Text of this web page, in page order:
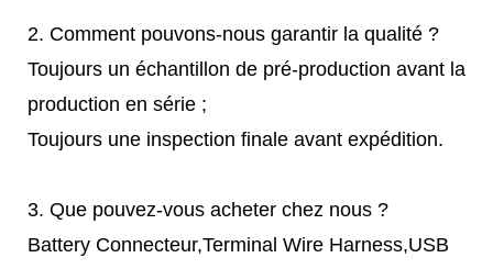
2. Comment pouvons-nous garantir la qualité ?
Toujours un échantillon de pré-production avant la
production en série ;
Toujours une inspection finale avant expédition.
3. Que pouvez-vous acheter chez nous ?
Battery Connecteur,Terminal Wire Harness,USB